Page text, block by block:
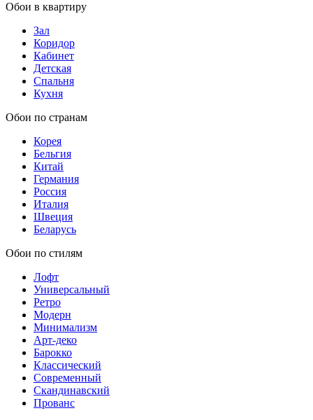
Обои в квартиру
Зал
Коридор
Кабинет
Детская
Спальня
Кухня
Обои по странам
Корея
Бельгия
Китай
Германия
Россия
Италия
Швеция
Беларусь
Обои по стилям
Лофт
Универсальный
Ретро
Модерн
Минимализм
Арт-деко
Барокко
Классический
Современный
Скандинавский
Прованс